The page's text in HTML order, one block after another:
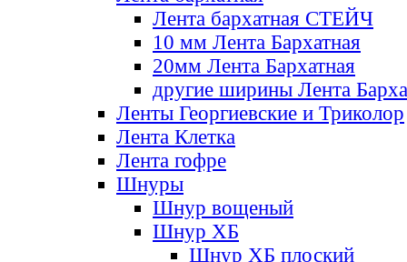
Лента бархатная СТЕЙЧ
10 мм Лента Бархатная
20мм Лента Бархатная
другие ширины Лента
Ленты Георгиевские и Триколор
Лента Клетка
Лента гофре
Шнуры
Шнур вощеный
Шнур ХБ
Шнур ХБ плоский